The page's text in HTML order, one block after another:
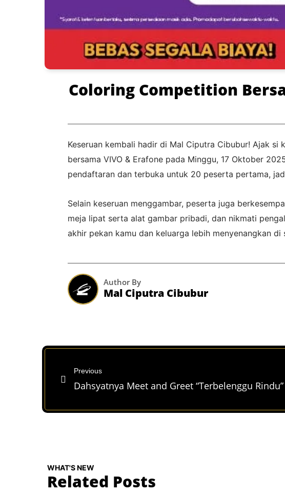
Coloring Competition
Keseruan kembali hadir di Mal Ciputra Cibubur! Ajak
bersama VIVO & Erafone pada Minggu, 17 Oktober
pendaftaran dan terbuka untuk 20 peserta pertama,
Selain keseruan menggambar, peserta juga
meja lipat serta alat gambar pribadi, dan nikmati
akhir pekan kamu dan keluarga lebih menyenangkan
Author By
Mal Ciputra Cibubur
Previous
WHAT'S NEW
Related Posts